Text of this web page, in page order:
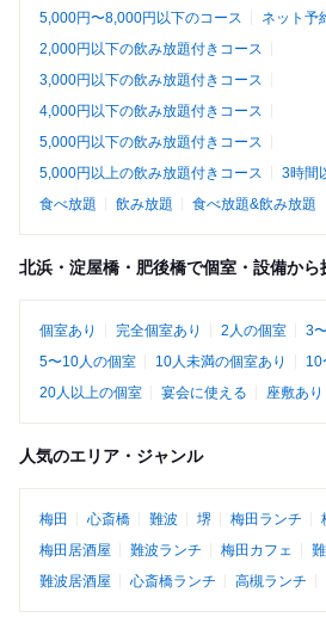
5,000円〜8,000円以下のコース
ネット予
2,000円以下の飲み放題付きコース
3,000円以下の飲み放題付きコース
4,000円以下の飲み放題付きコース
5,000円以下の飲み放題付きコース
5,000円以上の飲み放題付きコース
3時間
食べ放題
飲み放題 食べ放題&飲み放題
北浜・淀屋橋・肥後橋で個室・設備から
個室あり 完全個室あり 2人の個室
3
5〜10人の個室
10人未満の個室あり
10
20人以上の個室
宴会に使える 座敷あり
人気のエリア・ジャンル
梅田 心斎橋 難波 堺 梅田ランチ
梅田居酒屋
難波ランチ 梅田カフェ
難波居酒屋
心斎橋ランチ 高槻ランチ